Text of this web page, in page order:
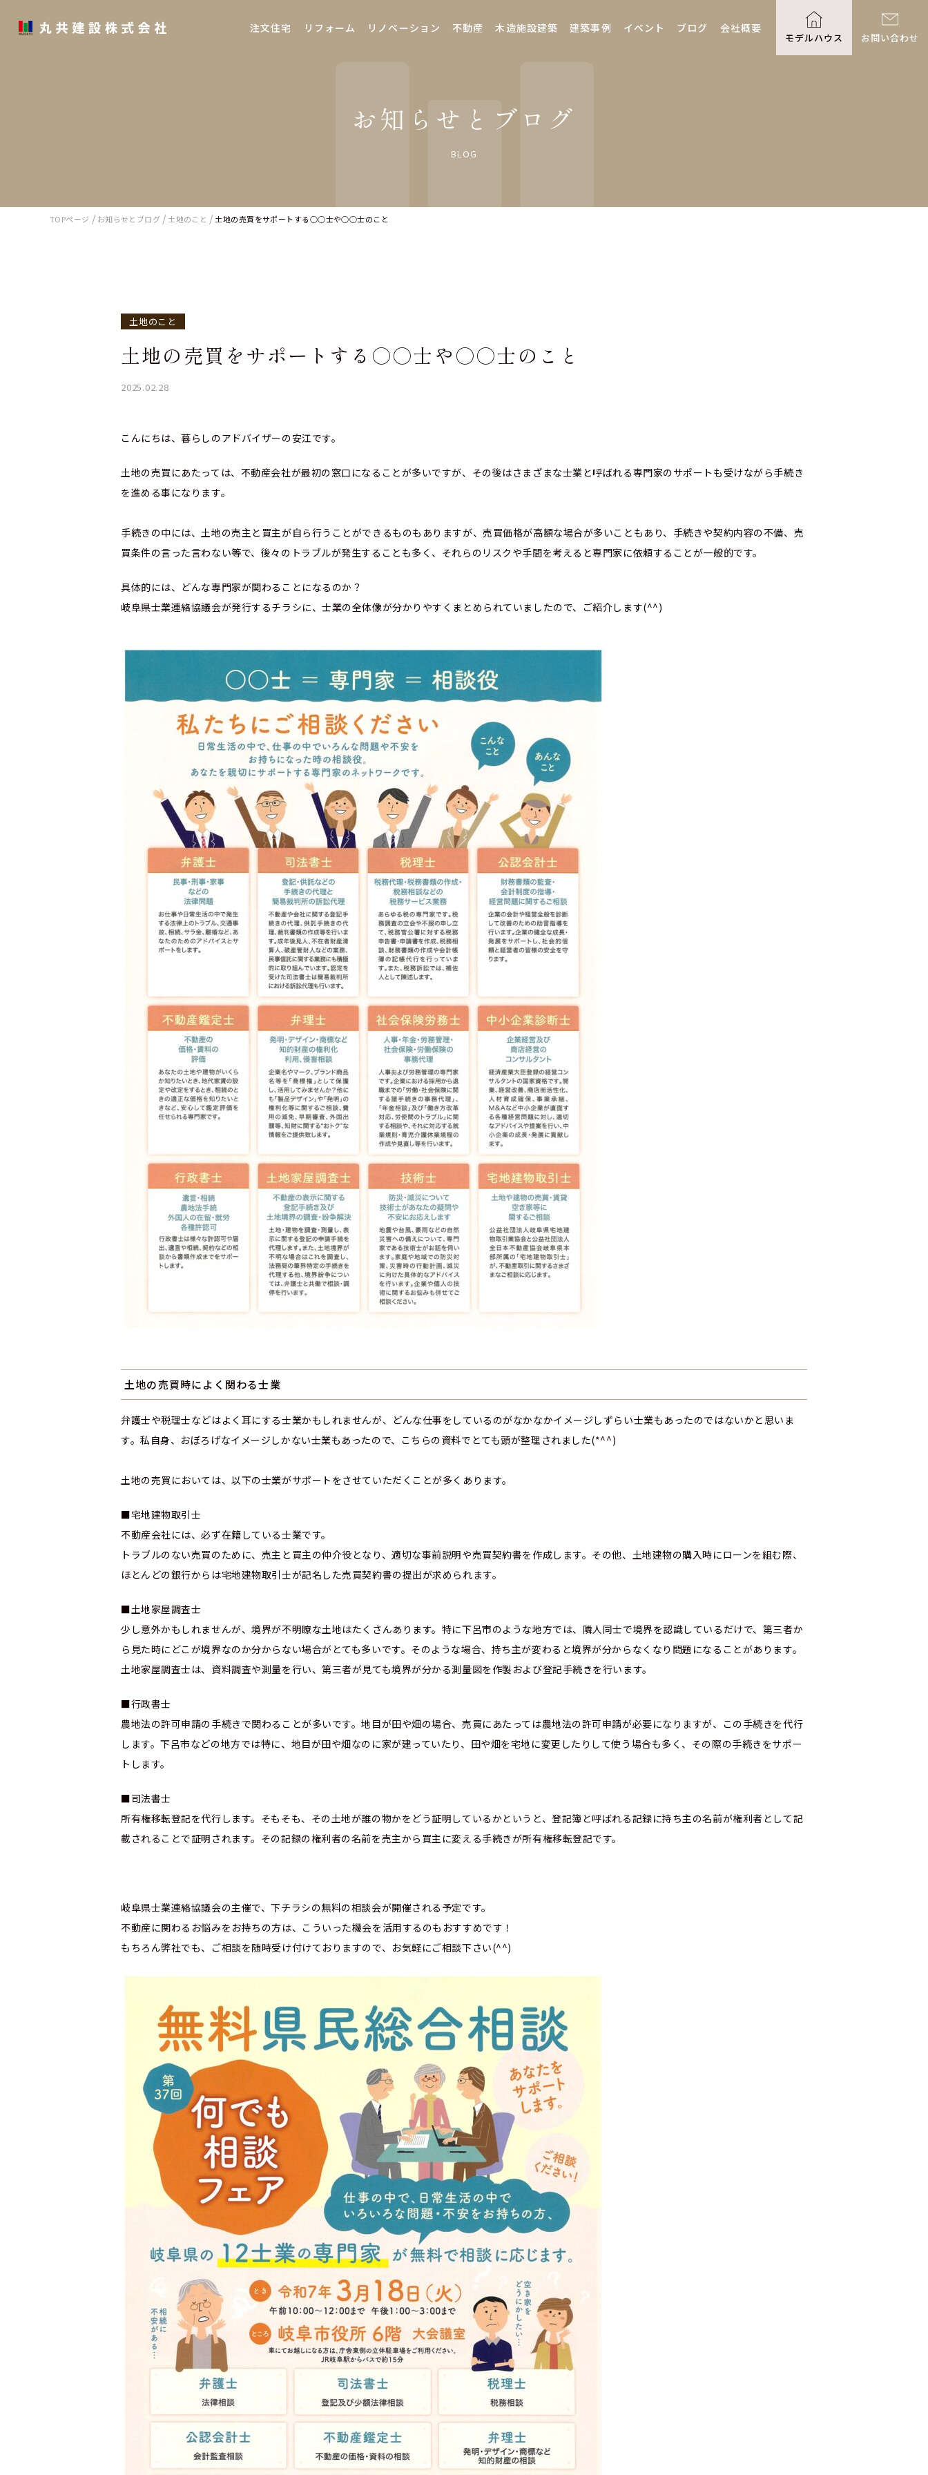
注文住宅 リフォーム リノベーション 不動産 木造施設建築 建築事例 イベント ブログ 会社概要
モデルハウス お問い合わせ
お知らせとブログ
BLOG
TOPページ / お知らせとブログ /土地のこと /土地の売買をサポートする○○士や○○士のこと
土地のこと
土地の売買をサポートする○○士や○○士のこと
2025.02.28
こんにちは、暮らしのアドバイザーの安江です。
土地の売買にあたっては、不動産会社が最初の窓口になることが多いですが、その後はさまざまな士業と呼ばれる専門家のサポートも受けながら手続き
を進める事になります。
手続きの中には、土地の売主と買主が自ら行うことができるものもありますが、売買価格が高額な場合が多いこともあり、手続きや契約内容の不備、売
買条件の言った言わない等で、後々のトラブルが発生することも多く、それらのリスクや手間を考えると専門家に依頼することが一般的です。
具体的には、どんな専門家が関わることになるのか？
岐阜県士業連絡協議会が発行するチラシに、士業の全体像が分かりやすくまとめられていましたので、ご紹介します(^^)
土地の売買時によく関わる士業
弁護士や税理士などはよく耳にする士業かもしれませんが、どんな仕事をしているのがなかなかイメージしずらい士業もあったのではないかと思いま
す。私自身、おぼろげなイメージしかない士業もあったので、こちらの資料でとても頭が整理されました(*^^)
土地の売買においては、以下の士業がサポートをさせていただくことが多くあります。
■宅地建物取引士
不動産会社には、必ず在籍している士業です。
トラブルのない売買のために、売主と買主の仲介役となり、適切な事前説明や売買契約書を作成します。その他、土地建物の購入時にローンを組む際、
ほとんどの銀行からは宅地建物取引士が記名した売買契約書の提出が求められます。
■土地家屋調査士
少し意外かもしれませんが、境界が不明瞭な土地はたくさんあります。特に下呂市のような地方では、隣人同士で境界を認識しているだけで、第三者か
ら見た時にどこが境界なのか分からない場合がとても多いです。そのような場合、持ち主が変わると境界が分からなくなり問題になることがあります。
土地家屋調査士は、資料調査や測量を行い、第三者が見ても境界が分かる測量図を作製および登記手続きを行います。
■行政書士
農地法の許可申請の手続きで関わることが多いです。地目が田や畑の場合、売買にあたっては農地法の許可申請が必要になりますが、この手続きを代行
します。下呂市などの地方では特に、地目が田や畑なのに家が建っていたり、田や畑を宅地に変更したりして使う場合も多く、その際の手続きをサポー
トします。
■司法書士
所有権移転登記を代行します。そもそも、その土地が誰の物かをどう証明しているかというと、登記簿と呼ばれる記録に持ち主の名前が権利者として記
載されることで証明されます。その記録の権利者の名前を売主から買主に変える手続きが所有権移転登記です。
岐阜県士業連絡協議会の主催で、下チラシの無料の相談会が開催される予定です。
不動産に関わるお悩みをお持ちの方は、こういった機会を活用するのもおすすめです！
もちろん弊社でも、ご相談を随時受け付けておりますので、お気軽にご相談下さい(^^)